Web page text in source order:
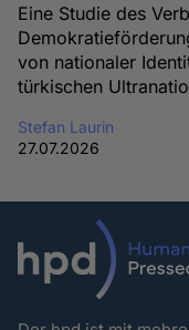
Eine Studie des
von nationaler
türkischen
Stefan Laurin
27.07.2026